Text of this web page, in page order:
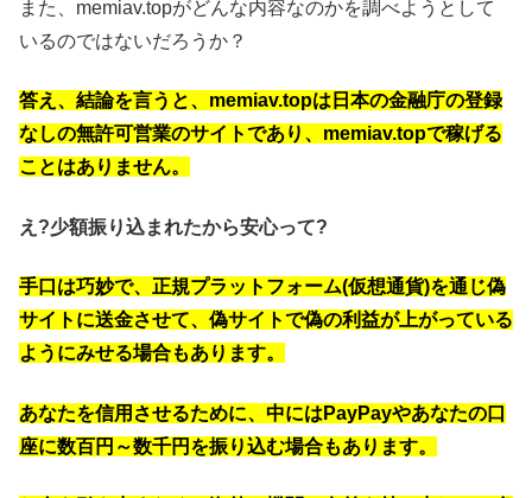
また、memiav.topがどんな内容なのかを調べようとして
いるのではないだろうか？
答え、結論を言うと、memiav.topは日本の金融庁の登録
なしの無許可営業のサイトであり、memiav.topで稼げる
ことはありません。
え?少額振り込まれたから安心って?
手口は巧妙で、 正規プラットフォーム(仮想通貨)を通じ偽
サイトに送金させて、偽サイトで偽の利益が上がっている
ようにみせる場合もあります。
あなたを信用させるために、中にはPayPayやあなたの口
座に数百円～数千円を振り込む場合もあります。